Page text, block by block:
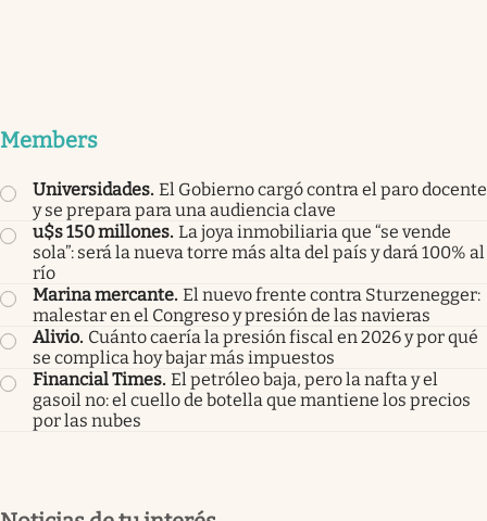
Members
Universidades. El Gobierno cargó contra el paro docente
y se prepara para una audiencia clave
u$s 150 millones. La joya inmobiliaria que “se vende
sola”: será la nueva torre más alta del país y dará 100% al
río
Marina mercante. El nuevo frente contra Sturzenegger:
malestar en el Congreso y presión de las navieras
Alivio. Cuánto caería la presión fiscal en 2026 y por qué
se complica hoy bajar más impuestos
Financial Times. El petróleo baja, pero la nafta y el
gasoil no: el cuello de botella que mantiene los precios
por las nubes